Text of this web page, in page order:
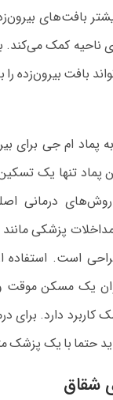
بافت‌های
کمک می‌کند. با
بافت بیرون‌زده را
پماد ام جی برای
پماد تنها یک
روش‌های درمانی
پزشکی مانند
است. استفاده
یک مسکن موقت
کاربرد دارد. برای
حتما با یک
شقاق